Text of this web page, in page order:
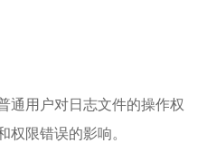
通用户对日志文件的操作权
限错误的影响。